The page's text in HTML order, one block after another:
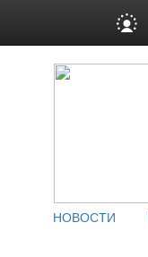
НОВОСТИ